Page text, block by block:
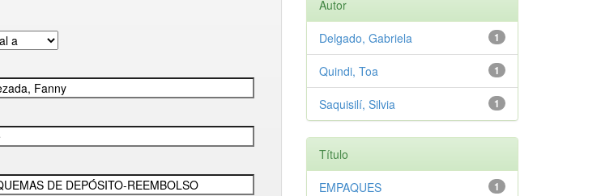
Autor
1
Delgado, Gabriela
1
Quindi, Toa
1
Saquisilí, Silvia
Título
1
EMPAQUES